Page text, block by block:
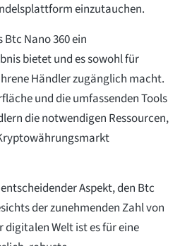
einzutauchen.
Btc Nano 360 ein
bietet und es sowohl für
Händler zugänglich macht.
und die umfassenden Tools
die notwendigen Ressourcen,
Aspekt, den Btc
der zunehmenden Zahl von
digitalen Welt ist es für eine